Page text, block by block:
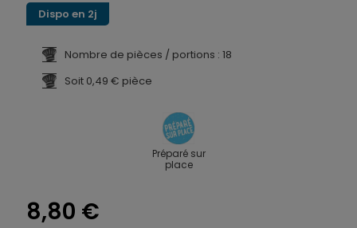
Dispo en 2j
Nombre de pièces / portions : 18
Soit 0,49 € pièce
Préparé sur
place
8,80 €